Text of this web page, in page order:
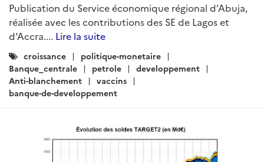
Publication du Service économique régional d’Abuja,
réalisée avec les contributions des SE de Lagos et
d’Accra.... Lire la suite
Catégories
:
croissance
politique-monetaire
Banque_centrale
petrole
developpement
Anti-blanchement
vaccins
banque-de-developpement